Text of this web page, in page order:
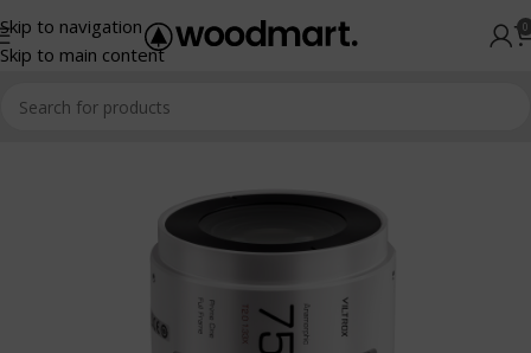
Skip to navigation
Skip to main content
0